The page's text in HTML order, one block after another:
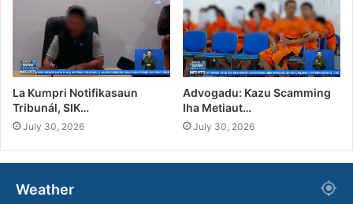
La Kumpri Notifikasaun
Tribunál, SIK…
July 30, 2026
Advogadu: Kazu Scamming
Iha Metiaut…
July 30, 2026
Weather